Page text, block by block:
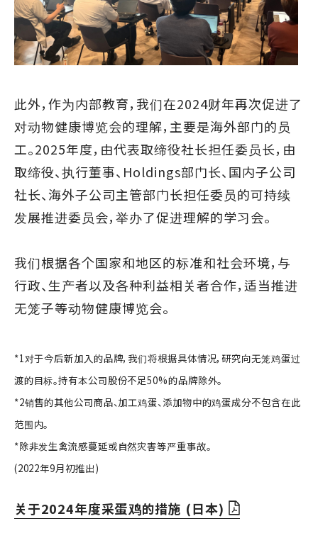
此外，作为内部教育，我们在2024财年再次促进了
对动物健康博览会的理解，主要是海外部门的员
工。2025年度，由代表取缔役社长担任委员长，由
取缔役、执行董事、Holdings部门长、国内子公司
社长、海外子公司主管部门长担任委员的可持续
发展推进委员会，举办了促进理解的学习会。
我们根据各个国家和地区的标准和社会环境，与
行政、生产者以及各种利益相关者合作，适当推进
无笼子等动物健康博览会。
*1对于今后新加入的品牌，我们将根据具体情况，研究向无笼鸡蛋过
渡的目标。持有本公司股份不足50%的品牌除外。
*2销售的其他公司商品、加工鸡蛋、添加物中的鸡蛋成分不包含在此
范围内。
*除非发生禽流感蔓延或自然灾害等严重事故。
(2022年9月初推出)
关于2024年度采蛋鸡的措施 (日本)